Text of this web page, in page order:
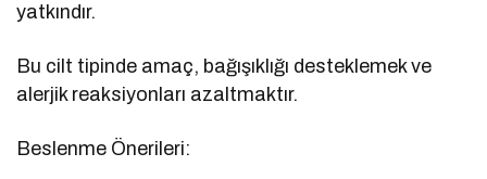
yatkındır.
Bu cilt tipinde amaç, bağışıklığı desteklemek ve
alerjik reaksiyonları azaltmaktır.
Beslenme Önerileri: